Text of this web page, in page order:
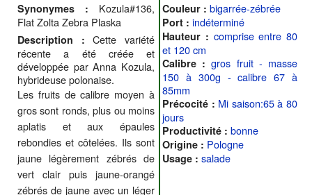
Synonymes : Kozula#136,
Flat Zolta Zebra Plaska
Description : Cette variété
récente a été créée et
développée par Anna Kozula,
hybrideuse polonaise.
Les fruits de calibre moyen à
gros sont ronds, plus ou moins
aplatis et aux épaules
rebondies et côtelées. Ils sont
jaune légèrement zébrés de
vert clair puis jaune-orangé
zébrés de jaune avec un léger
Couleur : bigarrée-zébrée
Port : indéterminé
Hauteur : comprise entre 80
et 120 cm
Calibre :gros fruit - masse
150 à 300g - calibre 67 à
85mm
Précocité : Mi saison:65 à 80
jours
Productivité : bonne
Origine : Pologne
Usage : salade